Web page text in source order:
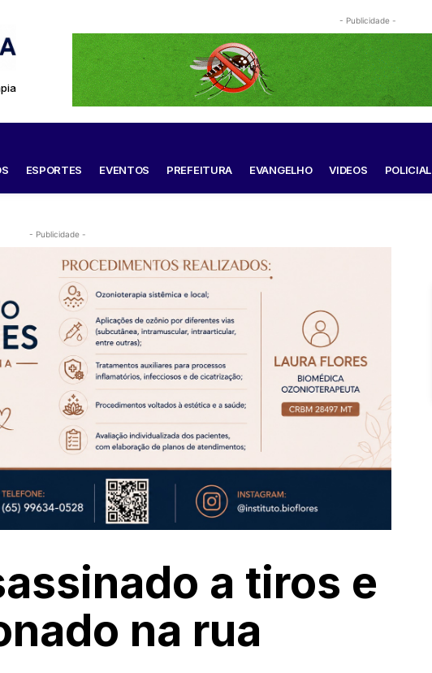
- Publicidade -
ESPORTES EVENTOS PREFEITURA EVANGELHO VIDEOS POLICIAL
- Publicidade -
a tiros e
na rua